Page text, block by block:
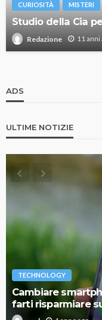
CURIOSITÀ MISTERI
Studio della Cia
Redazione 11 anni
ADS
ULTIME NOTIZIE
TECHNOLOGY
Cambiare
farti risparmiare